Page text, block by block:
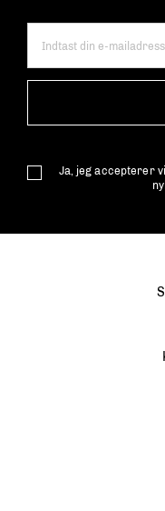
Ja, jeg accepterer